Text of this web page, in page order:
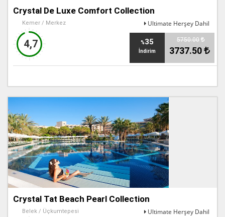
Crystal De Luxe Comfort Collection
Kemer / Merkez Ultimate Herşey Dahil
4,7 %35
İndirim
5750.00
3737.50
Crystal Tat Beach Pearl Collection
Belek / Üçkumtepesi Ultimate Herşey Dahil